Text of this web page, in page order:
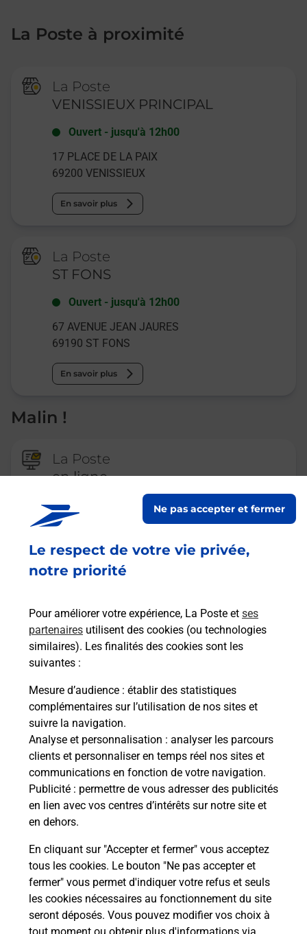
Le respect de votre vie privée,
notre priorité
Pour améliorer votre expérience, La Poste et ses
partenaires utilisent des cookies (ou technologies
similaires). Les finalités des cookies sont les
suivantes :
Mesure d’audience : établir des statistiques
complémentaires sur l’utilisation de nos sites et
suivre la navigation.
Analyse et personnalisation : analyser les parcours
clients et personnaliser en temps réel nos sites et
communications en fonction de votre navigation.
Publicité : permettre de vous adresser des publicités
en lien avec vos centres d’intérêts sur notre site et
en dehors.
En cliquant sur "Accepter et fermer" vous acceptez
tous les cookies. Le bouton "Ne pas accepter et
fermer" vous permet d'indiquer votre refus et seuls
les cookies nécessaires au fonctionnement du site
seront déposés. Vous pouvez modifier vos choix à
Ne pas accepter et fermer
La Poste à proximité
La Poste
VENISSIEUX PRINCIPAL
Ouvert - jusqu'à 12h00
17 PLACE DE LA PAIX
69200 VENISSIEUX
En savoir plus
La Poste
ST FONS
Ouvert - jusqu'à 12h00
67 AVENUE JEAN JAURES
69190 ST FONS
En savoir plus
Malin !
La Poste
en ligne
Ouvert 24h/24
Questions fréquemment posées
Quel réseau utilise La Poste Mobile ?
Est-ce que je peux garder mon
numéro de mobile gratuitement ?
Est-ce que je peux bénéficier de la 5G
avec La Poste Mobile ?
Est-ce que je peux utiliser mon forfait
à l’étranger avec La Poste Mobile ?
Est-ce que je peux payer mon iPhone